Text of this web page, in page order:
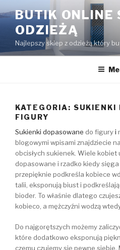
do
treści
BUTIK ONLINE
ODZIEŻĄ
Najlepszy sklep z odzieżą który
KATEGORIA: SUKIENKI
FIGURY
Sukienki dopasowane do figuryi
blogowymi wpisami znajdziecie
obcisłych sukienek. Wiele kobiet
dopasowane i rzadko kiedy
przepięknie podkreśla kobiece
talii, eksponują biust i
bioder. To właśnie dlatego
kobieco, a mężczyźni wodzą
Do najgorętszych możemy
które dodatkowo eksponują
czemu czujemy się pewne